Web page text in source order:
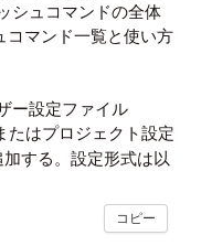
シュコマンドの全体
コマンド一覧と使い方
ー設定ファイル
たはプロジェクト設定
する。設定形式は以
コピー